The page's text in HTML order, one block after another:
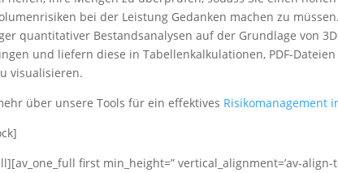
bei der Leistung Gedanken machen zu
quantitativer Bestandsanalysen auf der Grundlage von
und liefern diese in Tabellenkalkulationen, PDF-
visualisieren.
über unsere Tools für ein effektives Risikomanagement
first min_height=” vertical_alignment=’av-align-